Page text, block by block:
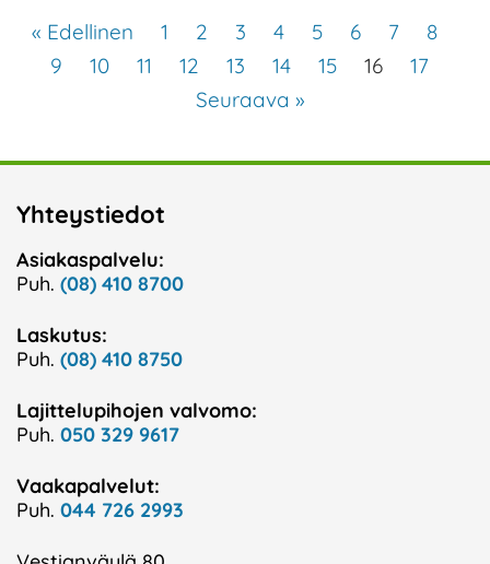
« Edellinen 1 2 3 4 5 6 7
8
9
10 11 12 13 14 15 16
17
Seuraava »
Yhteystiedot
Asiakaspalvelu:
Puh. (08) 410 8700
Laskutus:
Puh. (08) 410 8750
Lajittelupihojen valvomo:
Puh. 050 329 9617
Vaakapalvelut:
Puh. 044 726 2993